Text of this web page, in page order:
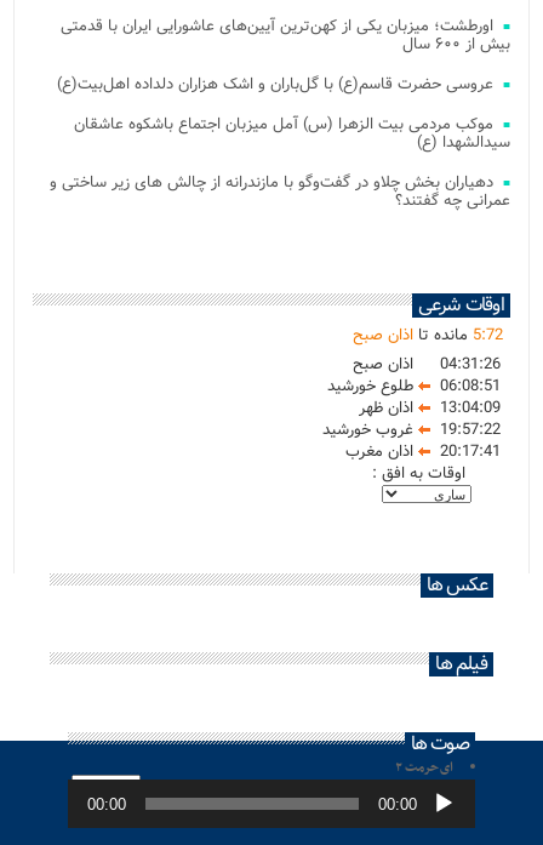
اورطشت؛ میزبان یکی از کهن‌ترین آیین‌های عاشورایی ایران با قدمتی
بیش از ۶۰۰ سال
عروسی حضرت قاسم(ع) با گل‌باران و اشک هزاران دلداده اهل‌بیت(ع)
موکب مردمی بیت‌ الزهرا (س) آمل میزبان اجتماع باشکوه عاشقان
سیدالشهدا (ع)
دهیاران بخش چلاو در گفت‌وگو با مازندرانه از چالش های زیر ساختی و
عمرانی چه گفتند؟
اوقات شرعی
5:72 مانده تا اذان صبح
04:31:26
اذان صبح
06:08:51
طلوع خورشید
13:04:09
اذان ظهر
19:57:22
غروب خورشید
20:17:41
اذان مغرب
اوقات به افق :
عکس ها
فیلم ها
صوت ها
ای حرمت ۲
پخش‌کننده
صوت 00:00
00:00